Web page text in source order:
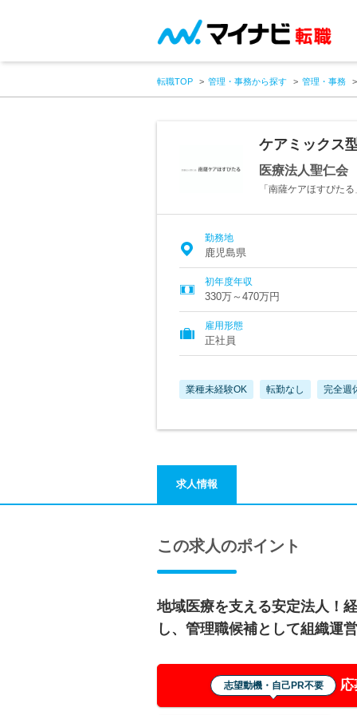
転職TOP 管理・事務から探す 管理・事務
ケアミックス
医療法人聖仁
「南薩ケアほすぴた
勤務地
鹿児島県
初年度年収
330万～470万円
雇用形態
正社員
業種未経験OK 転勤なし 完全週
求人情報
この求人のポイント
地域医療を支える安定法人！
し、管理職候補として組織運
志望動機・自己PR不要